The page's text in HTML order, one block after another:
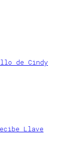
de Cindy
Llave